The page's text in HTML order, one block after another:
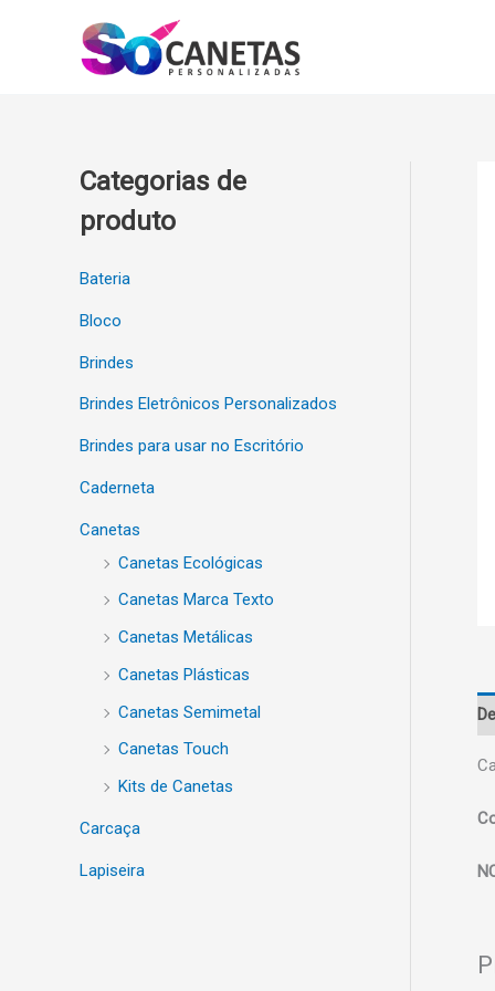
Categorias de
produto
Bateria
Bloco
Brindes
Brindes Eletrônicos Personalizados
Brindes para usar no Escritório
Caderneta
Canetas
Canetas Ecológicas
Canetas Marca Texto
Canetas Metálicas
Canetas Plásticas
Canetas Semimetal
Canetas Touch
Kits de Canetas
Carcaça
Lapiseira